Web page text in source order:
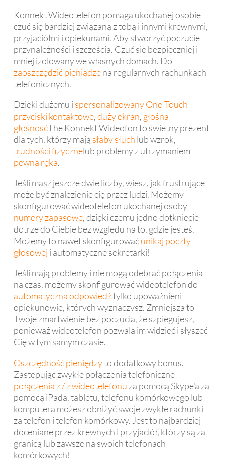
Konnekt Wideotelefon pomaga ukochanej osobie
czuć się bardziej związaną z tobą i innymi krewnymi,
przyjaciółmi i opiekunami. Aby stworzyć poczucie
przynależności i szczęścia. Czuć się bezpieczniej i
mniej izolowany we własnych domach. Do
zaoszczędzić pieniądzena regularnych rachunkach
telefonicznych.
Dzięki dużemu i spersonalizowanyOne-Touch
przyciski kontaktowe,duży ekran, głośna
głośnośćThe Konnekt Wideofon to świetny prezent
dla tych, którzy mają słaby słuch lub wzrok,
trudności fizycznelub problemy z utrzymaniem
pewna ręka.
Jeśli masz jeszcze dwie liczby, wiesz, jak frustrujące
może być znalezienie cię przez ludzi. Możemy
skonfigurować wideotelefon ukochanej osoby
numery zapasowe, dzięki czemu jedno dotknięcie
dotrze do Ciebie bez względu na to, gdzie jesteś.
Możemy to nawet skonfigurowaćunikaj poczty
głosowej i automatyczne sekretarki!
Jeśli mają problemy i nie mogą odebrać połączenia
na czas, możemy skonfigurować wideotelefon do
automatyczna odpowiedźtylko upoważnieni
opiekunowie, których wyznaczysz. Zmniejsza to
Twoje zmartwienie bez poczucia, że ​​szpiegujesz,
ponieważ wideotelefon pozwala im widzieć i słyszeć
Cię w tym samym czasie.
Oszczędność pieniędzyto dodatkowy bonus.
Zastępując zwykłe połączenia telefoniczne
połączenia z / z wideotelefonu za pomocą Skype'a za
pomocą iPada, tabletu, telefonu komórkowego lub
komputera możesz obniżyć swoje zwykłe rachunki
za telefon i telefon komórkowy. Jest to najbardziej
doceniane przez krewnych i przyjaciół, którzy są za
granicą lub zawsze na swoich telefonach
komórkowych!